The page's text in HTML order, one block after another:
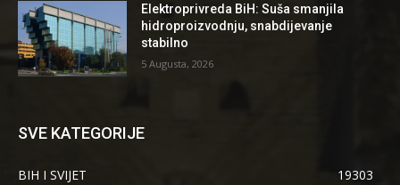
Elektroprivreda BiH: Suša smanjila
hidroproizvodnju, snabdijevanje
stabilno
5 Augusta, 2026
SVE KATEGORIJE
BIH I SVIJET
19303